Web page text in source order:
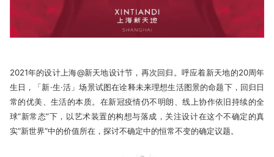
2021年的设计上海@新天地设计节，再次回归。呼应着新天地的20周年
生日，「新·生·活」场景试图在诠释未来理想生活图景的命题下，回归日
常的优美、生活的本质。在新冠疫情仍不明朗、线上协作依旧持续的全
球“新常态”下，以艺术装置的构想与落成，关注设计在这个不确定的真
实“新世界”中的价值所在，探讨不确定中的恒常不变的确定议题。